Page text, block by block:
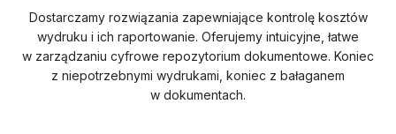
Dostarczamy rozwiązania zapewniające kontrolę kosztów
wydruku i ich raportowanie. Oferujemy intuicyjne, łatwe
w zarządzaniu cyfrowe repozytorium dokumentowe. Koniec
z niepotrzebnymi wydrukami, koniec z bałaganem
w dokumentach.